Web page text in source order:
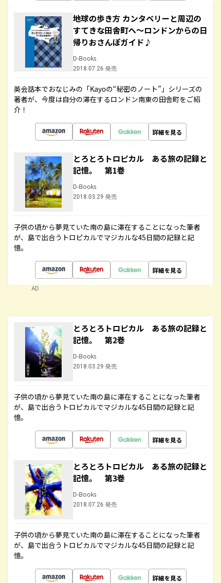
地球の歩き方 カンタベリーと周辺の
すてきな田舎町へ～ロンドンからの日
帰りおさんぽガイド♪
D-Books
2018.07.26 発売
英会話本でおなじみの「Kayoの“秘密のノート”」シリーズの
著者が、今度は自分の滞在するロンドン南東の田舎町をご紹
介！
詳細を見る
とろとろトロピカル ある旅の記録と
記憶。 第1巻
D-Books
2018.03.29 発売
子供の頃から夢見ていた南の島に滞在することになった筆者
が、島で出合うトロピカルでマジカルな45日間の記録と記
憶。
詳細を見る
AD
とろとろトロピカル ある旅の記録と
記憶。 第2巻
D-Books
2018.03.29 発売
子供の頃から夢見ていた南の島に滞在することになった筆者
が、島で出合うトロピカルでマジカルな45日間の記録と記
憶。
詳細を見る
とろとろトロピカル ある旅の記録と
記憶。 第3巻
D-Books
2018.07.26 発売
子供の頃から夢見ていた南の島に滞在することになった筆者
が、島で出合うトロピカルでマジカルな45日間の記録と記
憶。
詳細を見る